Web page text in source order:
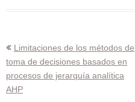
Navegación
de
entradas
Limitaciones de los métodos de
toma de decisiones basados en
procesos de jerarquía analítica
AHP